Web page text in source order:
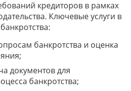
юриста
юриста
юриста
кредиторов в рамках
Ключевые услуги в
банкротства и оценка
документов для
банкротства;